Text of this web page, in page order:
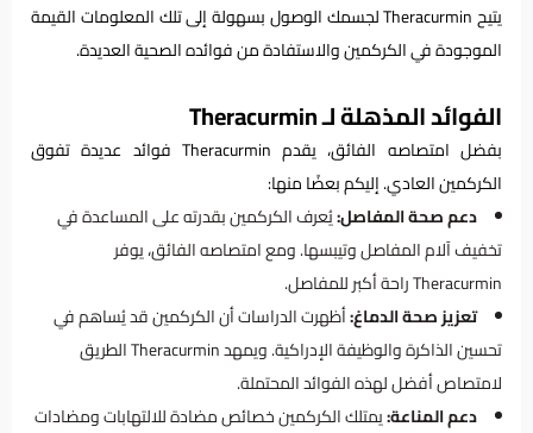
يتيح Theracurmin لجسمك الوصول بسهولة إلى تلك المعلومات القيمة
الموجودة في الكركمين والاستفادة من فوائده الصحية العديدة.
الفوائد المذهلة لـ Theracurmin
بفضل امتصاصه الفائق، يقدم Theracurmin فوائد عديدة تفوق
الكركمين العادي. إليكم بعضًا منها:
دعم صحة المفاصل:يُعرف الكركمين بقدرته على المساعدة في
تخفيف آلام المفاصل وتيبسها. ومع امتصاصه الفائق، يوفر
Theracurmin راحة أكبر للمفاصل.
تعزيز صحة الدماغ:أظهرت الدراسات أن الكركمين قد يُساهم في
تحسين الذاكرة والوظيفة الإدراكية. ويمهد Theracurmin الطريق
لامتصاص أفضل لهذه الفوائد المحتملة.
دعم المناعة:يمتلك الكركمين خصائص مضادة للالتهابات ومضادات